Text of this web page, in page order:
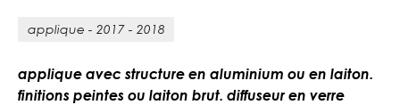
applique - 2017 - 2018
applique avec structure en aluminium ou en laiton.
finitions peintes ou laiton brut. diffuseur en verre